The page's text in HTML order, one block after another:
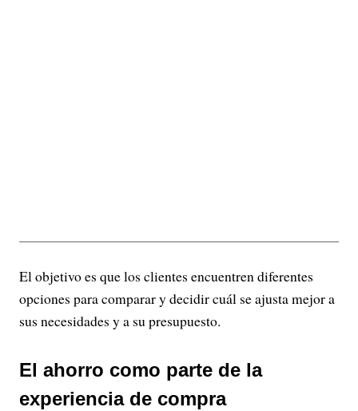
El objetivo es que los clientes encuentren diferentes
opciones para comparar y decidir cuál se ajusta mejor a
sus necesidades y a su presupuesto.
El ahorro como parte de la
experiencia de compra